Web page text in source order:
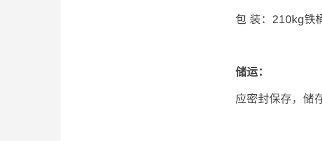
包 装：210kg铁
储运：
应密封保存，储